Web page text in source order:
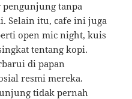
tanpa
Selain itu, cafe ini juga
open mic night, kuis
tentang kopi.
di papan
resmi mereka.
tidak pernah